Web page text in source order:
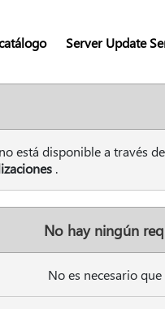
Server Update
está disponible a través
.
No hay ningún
No es necesario